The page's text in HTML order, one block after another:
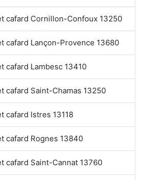
cafard Cornillon-Confoux 13250
cafard Lançon-Provence 13680
cafard Lambesc 13410
cafard Saint-Chamas 13250
cafard Istres 13118
cafard Rognes 13840
cafard Saint-Cannat 13760